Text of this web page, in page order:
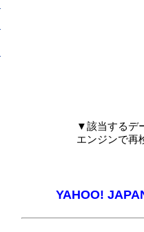
▼該当するデ
エンジンで再
YAHOO!